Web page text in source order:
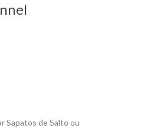
Sapatos de Salto ou